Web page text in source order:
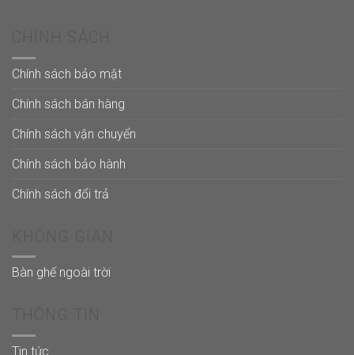
Chính sách bảo mật
Chính sách bán hàng
Chính sách vận chuyển
Chính sách bảo hành
Chính sách đổi trả
Bàn ghế ngoài trời
Tin tức